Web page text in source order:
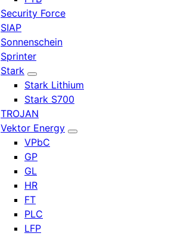
Security Force
SIAP
Sonnenschein
Sprinter
Stark
Stark Lithium
Stark S700
TROJAN
Vektor Energy
VPbC
GP
GL
HR
FT
PLC
LFP